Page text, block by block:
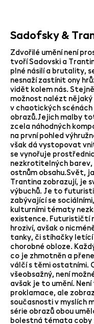
Sadofsky &
Zdvořilé umění není
tvoří Sadovski a
plné násilí a brutality,
nesnaží zastínit ony
vidět kolem nás.
možnost nalézt nějaký
v chaotických
obrazů.Jejich malby
zcela náhodných
na první pohled
však dá vystopovat
se vynořuje
nezkrotitelných barev,
ostnům obsahu.Svět,
Trantina zobrazují, je
výbuchů. Je to
zabývající se
kulturními tématy
existence. Futurističtí
hroziví, avšak o
tanky, či stíhačky
chorobné obloze.
co je zhmotněn a
válčí s těmi ostatními.
všeobsažný, není
avšak je to umění.
proklamace, ale
současnosti v myslích
série obrazů obou
bolestná témata coby